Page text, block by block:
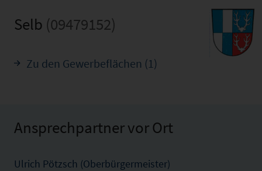
Selb (09479152)
Zu den Gewerbeflächen (1)
Ansprechpartner vor Ort
Ulrich Pötzsch (Oberbürgermeister)